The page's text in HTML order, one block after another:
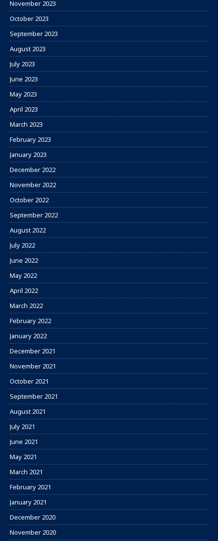
November 2023
October 2023
September 2023
August 2023
July 2023
June 2023
May 2023
April 2023
March 2023
February 2023
January 2023
December 2022
November 2022
October 2022
September 2022
August 2022
July 2022
June 2022
May 2022
April 2022
March 2022
February 2022
January 2022
December 2021
November 2021
October 2021
September 2021
August 2021
July 2021
June 2021
May 2021
March 2021
February 2021
January 2021
December 2020
November 2020